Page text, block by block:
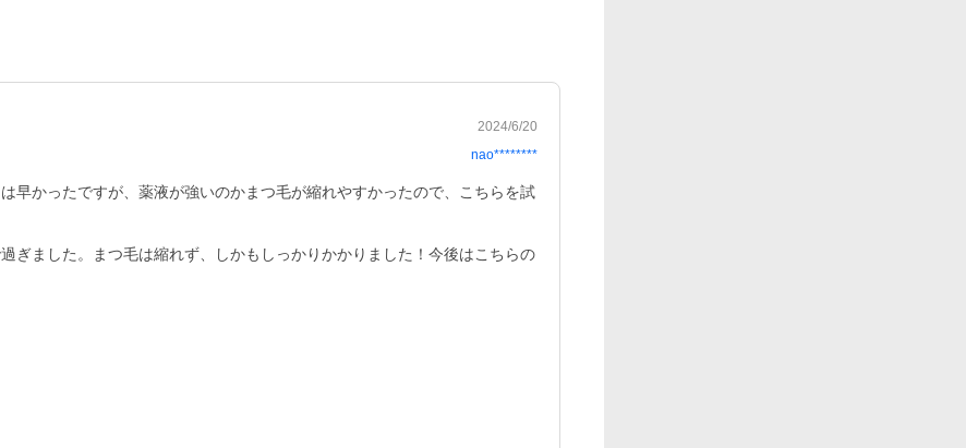
2024/6/20
nao********
早かったですが、薬液が強いのかまつ毛が縮れやすかったので、こちらを試
ぎました。まつ毛は縮れず、しかもしっかりかかりました！今後はこちらの